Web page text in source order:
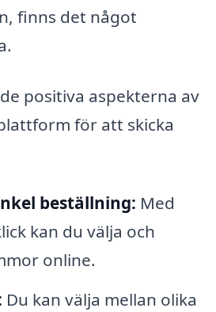
finns det något
positiva aspekterna av
för att skicka
beställning: Med
kan du välja och
online.
Du kan välja mellan olika